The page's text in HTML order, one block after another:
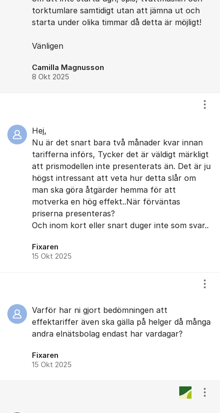
torktumlare samtidigt utan att jämna ut och
starta under olika timmar då detta är möjligt!
Vänligen
Camilla Magnusson
8 Okt 2025
Hej,
Nu är det snart bara två månader kvar innan
tarifferna införs, Tycker det är väldigt märkligt
att prismodellen inte presenterats än. Det är ju
högst intressant att veta hur detta slår om
man ska göra åtgärder hemma för att
motverka en hög effekt..När förväntas
priserna presenteras?
Och inom kort eller snart duger inte som svar..
Fixaren
15 Okt 2025
Varför har ni gjort bedömningen att
effektariffer även ska gälla på helger då många
andra elnätsbolag endast har vardagar?
Fixaren
15 Okt 2025